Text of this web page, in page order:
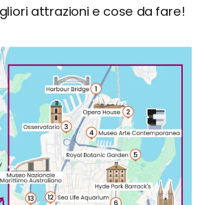
attrazioni e cose da fare!